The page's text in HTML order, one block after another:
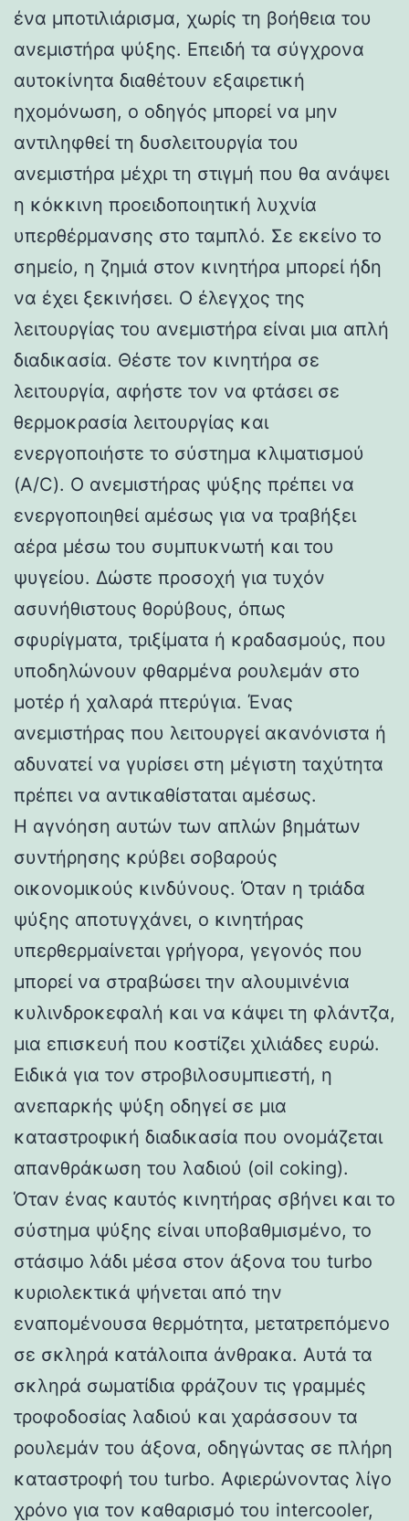
ένα μποτιλιάρισμα, χωρίς τη βοήθεια του
ανεμιστήρα ψύξης. Επειδή τα σύγχρονα
αυτοκίνητα διαθέτουν εξαιρετική
ηχομόνωση, ο οδηγός μπορεί να μην
αντιληφθεί τη δυσλειτουργία του
ανεμιστήρα μέχρι τη στιγμή που θα ανάψει
η κόκκινη προειδοποιητική λυχνία
υπερθέρμανσης στο ταμπλό. Σε εκείνο το
σημείο, η ζημιά στον κινητήρα μπορεί ήδη
να έχει ξεκινήσει. Ο έλεγχος της
λειτουργίας του ανεμιστήρα είναι μια απλή
διαδικασία. Θέστε τον κινητήρα σε
λειτουργία, αφήστε τον να φτάσει σε
θερμοκρασία λειτουργίας και
ενεργοποιήστε το σύστημα κλιματισμού
(A/C). Ο ανεμιστήρας ψύξης πρέπει να
ενεργοποιηθεί αμέσως για να τραβήξει
αέρα μέσω του συμπυκνωτή και του
ψυγείου. Δώστε προσοχή για τυχόν
ασυνήθιστους θορύβους, όπως
σφυρίγματα, τριξίματα ή κραδασμούς, που
υποδηλώνουν φθαρμένα ρουλεμάν στο
μοτέρ ή χαλαρά πτερύγια. Ένας
ανεμιστήρας που λειτουργεί ακανόνιστα ή
αδυνατεί να γυρίσει στη μέγιστη ταχύτητα
πρέπει να αντικαθίσταται αμέσως.
Η αγνόηση αυτών των απλών βημάτων
συντήρησης κρύβει σοβαρούς
οικονομικούς κινδύνους. Όταν η τριάδα
ψύξης αποτυγχάνει, ο κινητήρας
υπερθερμαίνεται γρήγορα, γεγονός που
μπορεί να στραβώσει την αλουμινένια
κυλινδροκεφαλή και να κάψει τη φλάντζα,
μια επισκευή που κοστίζει χιλιάδες ευρώ.
Ειδικά για τον στροβιλοσυμπιεστή, η
ανεπαρκής ψύξη οδηγεί σε μια
καταστροφική διαδικασία που ονομάζεται
απανθράκωση του λαδιού (oil coking).
Όταν ένας καυτός κινητήρας σβήνει και το
σύστημα ψύξης είναι υποβαθμισμένο, το
στάσιμο λάδι μέσα στον άξονα του turbo
κυριολεκτικά ψήνεται από την
εναπομένουσα θερμότητα, μετατρεπόμενο
σε σκληρά κατάλοιπα άνθρακα. Αυτά τα
σκληρά σωματίδια φράζουν τις γραμμές
τροφοδοσίας λαδιού και χαράσσουν τα
ρουλεμάν του άξονα, οδηγώντας σε πλήρη
καταστροφή του turbo. Αφιερώνοντας λίγο
χρόνο για τον καθαρισμό του intercooler,